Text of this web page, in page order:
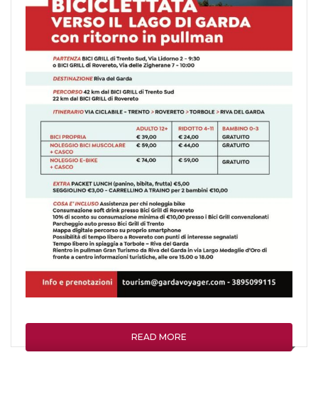
READ MORE